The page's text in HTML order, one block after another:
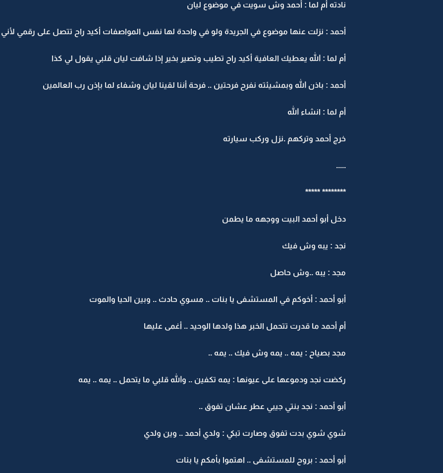
نادته أم لما : أحمد وش سويت في موضوع ليان
أحمد : نزلت عنها موضوع في الجريدة ولو في واحدة لها نفس المواصفات أكيد راح تتصل على رقمي لأني
أم لما : الله يعطيك العافية أكيد راح تطيب وتصير بخير إذا شافت ليان قلبي يقول لي كذا
أحمد : باذن الله وبمشيئته نفرح فرحتين .. فرحة أننا لقينا ليان وشفاء لما بإذن رب العالمين
أم لما : انشاء الله
خرج أحمد وتركهم .نزل وركب سيارته
.....
******** *****
دخل أبو أحمد البيت ووجهه ما يطمن
نجد : يبه وش فيك
مجد : يبه ..وش حاصل
أبو أحمد : أخوكم في المستشفى يا بنات .. مسوي حادث .. وبين الحيا والموت
أم أحمد ما قدرت تتحمل الخبر هذا ولدها الوحيد .. أغمى عليها
مجد بصياح : يمه .. يمه وش فيك .. يمه ..
ركضت نجد ودموعها على عيونها : يمه تكفين .. والله قلبي ما يتحمل .. يمه .. يمه
أبو أحمد : نجد بنتي جيبي عطر عشان تفوق ..
شوي شوي بدت تفوق وصارت تبكي : ولدي أحمد .. وين ولدي
أبو أحمد : بروح للمستشفى .. اهتموا بأمكم يا بنات